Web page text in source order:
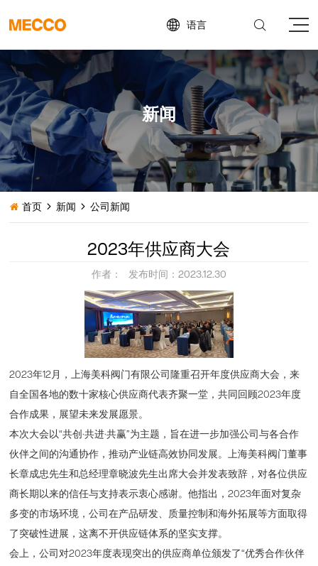
 语言 
新闻
首页  新闻  公司新闻
2023年供应商大会
作者： 发布时间：2023.12.30
2023年12月，上海美科阀门有限公司隆重召开年度供应商大会，来
自全国各地的数十家核心供应商代表齐聚一堂，共同回顾2023年度
合作成果，展望未来发展愿景。
本次大会以“共创·共进·共赢”为主题，旨在进一步加强公司与各合作
伙伴之间的沟通协作，推动产业链高效协同发展。上海美科阀门董事
长章成忠先生和总经理章晓波先生出席大会并发表致辞，对各位供应
商长期以来的信任与支持表示衷心感谢。他指出，2023年面对复杂
多变的市场环境，公司在产品研发、质量控制和海外拓展等方面取得
了突破性进展，这离不开供应链体系的坚实支撑。
会上，公司对2023年度表现突出的供应商单位颁发了“优秀合作伙伴